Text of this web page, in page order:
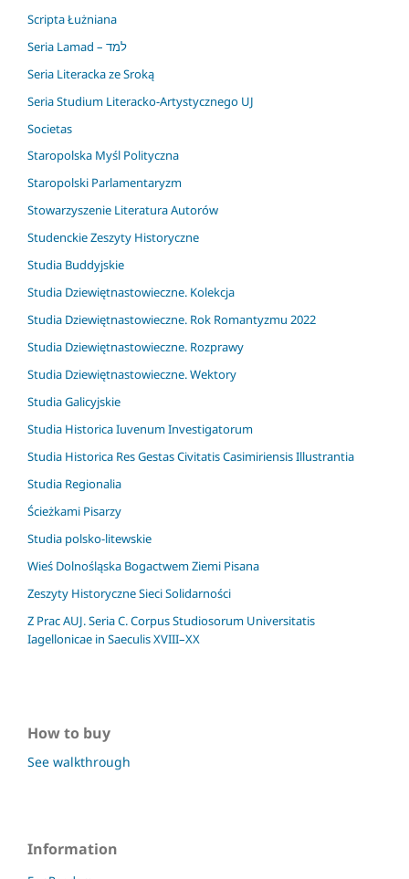
Scripta Łużniana
Seria Lamad – למד
Seria Literacka ze Sroką
Seria Studium Literacko-Artystycznego UJ
Societas
Staropolska Myśl Polityczna
Staropolski Parlamentaryzm
Stowarzyszenie Literatura Autorów
Studenckie Zeszyty Historyczne
Studia Buddyjskie
Studia Dziewiętnastowieczne. Kolekcja
Studia Dziewiętnastowieczne. Rok Romantyzmu 2022
Studia Dziewiętnastowieczne. Rozprawy
Studia Dziewiętnastowieczne. Wektory
Studia Galicyjskie
Studia Historica Iuvenum Investigatorum
Studia Historica Res Gestas Civitatis Casimiriensis Illustrantia
Studia Regionalia
Ścieżkami Pisarzy
Studia polsko-litewskie
Wieś Dolnośląska Bogactwem Ziemi Pisana
Zeszyty Historyczne Sieci Solidarności
Z Prac AUJ. Seria C. Corpus Studiosorum Universitatis
Iagellonicae in Saeculis XVIII–XX
How to buy
See walkthrough
Information